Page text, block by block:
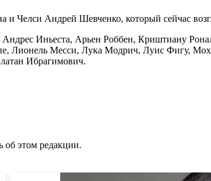
Андрей Шевченко, который сейчас
Иньеста, Арьен Роббен, Криштиану
Лионель Месси, Лука Модрич, Луис Фигу,
Ибрагимович.
об этом редакции.